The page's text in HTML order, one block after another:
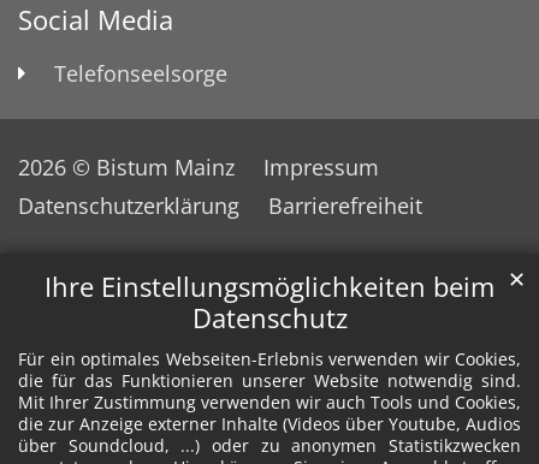
Ihre Einstellungsmöglichkeiten beim
Datenschutz
Für ein optimales Webseiten-Erlebnis verwenden wir Cookies,
die für das Funktionieren unserer Website notwendig sind.
Mit Ihrer Zustimmung verwenden wir auch Tools und Cookies,
die zur Anzeige externer Inhalte (Videos über Youtube, Audios
über Soundcloud, ...) oder zu anonymen Statistikzwecken
✕
Social Media
Telefonseelsorge
2026 © Bistum Mainz
Impressum
Datenschutzerklärung
Barrierefreiheit